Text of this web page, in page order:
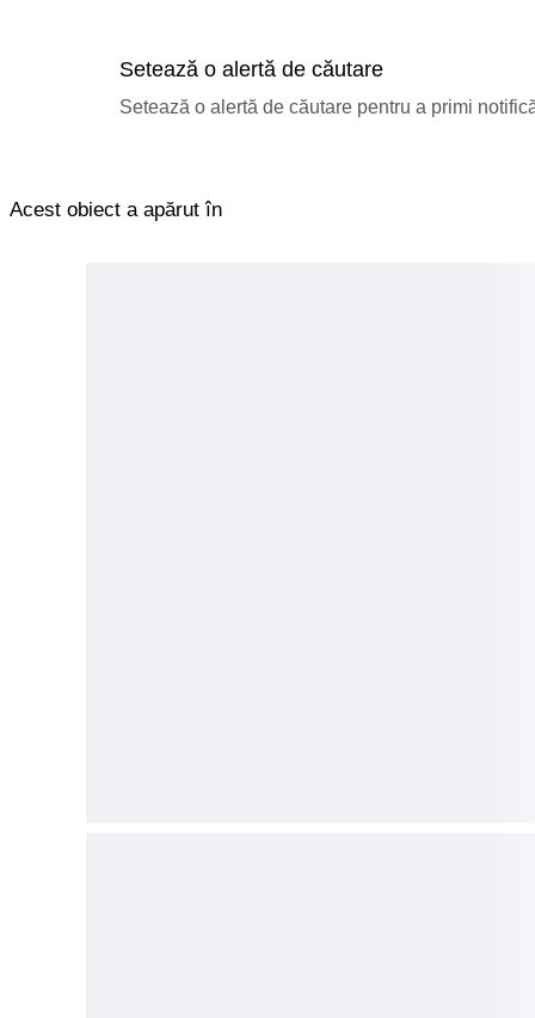
Setează o alertă de căutare
Setează o alertă de căutare pentru a primi
Acest obiect a apărut în